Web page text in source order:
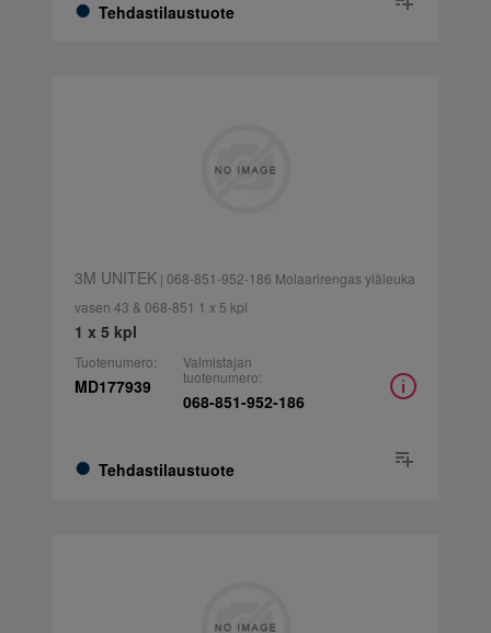
Tehdastilaustuote
3M UNITEK| 068-851-952-186 Molaarirengas yläleuka
vasen 43 & 068-851 1 x 5 kpl
1 x 5 kpl
Tuotenumero:
MD177939
Tehdastilaustuote
Valmistajan
tuotenumero:
068-851-952-186